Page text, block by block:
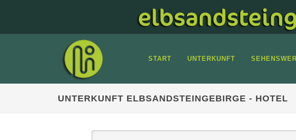
START UNTERKUNFT
UNTERKUNFT ELBSANDSTEINGEBIRGE - HOTEL